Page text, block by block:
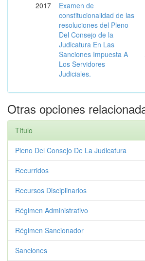
2017
Examen de
constitucionalidad de las
resoluciones del Pleno
Del Consejo de la
Judicatura En Las
Sanciones Impuesta A
Los Servidores
Judiciales.
Otras opciones
Título
Pleno Del Consejo De La Judicatura
Recurridos
Recursos Disciplinarios
Régimen Administrativo
Régimen Sancionador
Sanciones